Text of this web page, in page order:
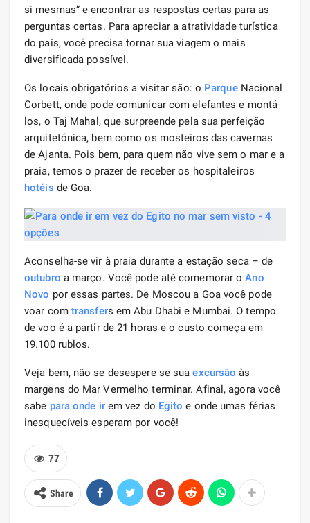
si mesmas” e encontrar as respostas certas para as
perguntas certas. Para apreciar a atratividade turística
do país, você precisa tornar sua viagem o mais
diversificada possível.
Os locais obrigatórios a visitar são: o ParqueNacional
Corbett, onde pode comunicar com elefantes e montá-
los, o Taj Mahal, que surpreende pela sua perfeição
arquitetónica, bem como os mosteiros das cavernas
de Ajanta. Pois bem, para quem não vive sem o mar e a
praia, temos o prazer de receber os hospitaleiros
hotéis de Goa.
Aconselha-se vir à praia durante a estação seca – de
outubro a março. Você pode até comemorar oAno
Novo por essas partes. De Moscou a Goa você pode
voar com transfers em Abu Dhabi e Mumbai. O tempo
de voo é a partir de 21 horas e o custo começa em
19.100 rublos.
Veja bem, não se desespere se suaexcursão às
margens do Mar Vermelho terminar. Afinal, agora você
sabe para onde irem vez do Egito e onde umas férias
inesquecíveis esperam por você!
77
Share